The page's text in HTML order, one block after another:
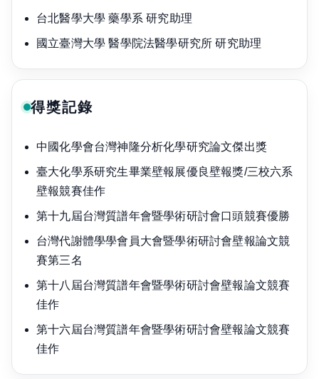
台北醫學大學 藥學系 研究助理
國立臺灣大學 醫學院法醫學研究所 研究助理
得獎記錄
中國化學會台灣神隆分析化學研究論文傑出獎
臺大化學系研究生畢業壁報展優良壁報獎/三校六系
壁報競賽佳作
第十九屆台灣質譜年會暨學術研討會口頭競賽優勝
台灣代謝體學學會員大會暨學術研討會壁報論文競
賽第三名
第十八屆台灣質譜年會暨學術研討會壁報論文競賽
佳作
第十六屆台灣質譜年會暨學術研討會壁報論文競賽
佳作